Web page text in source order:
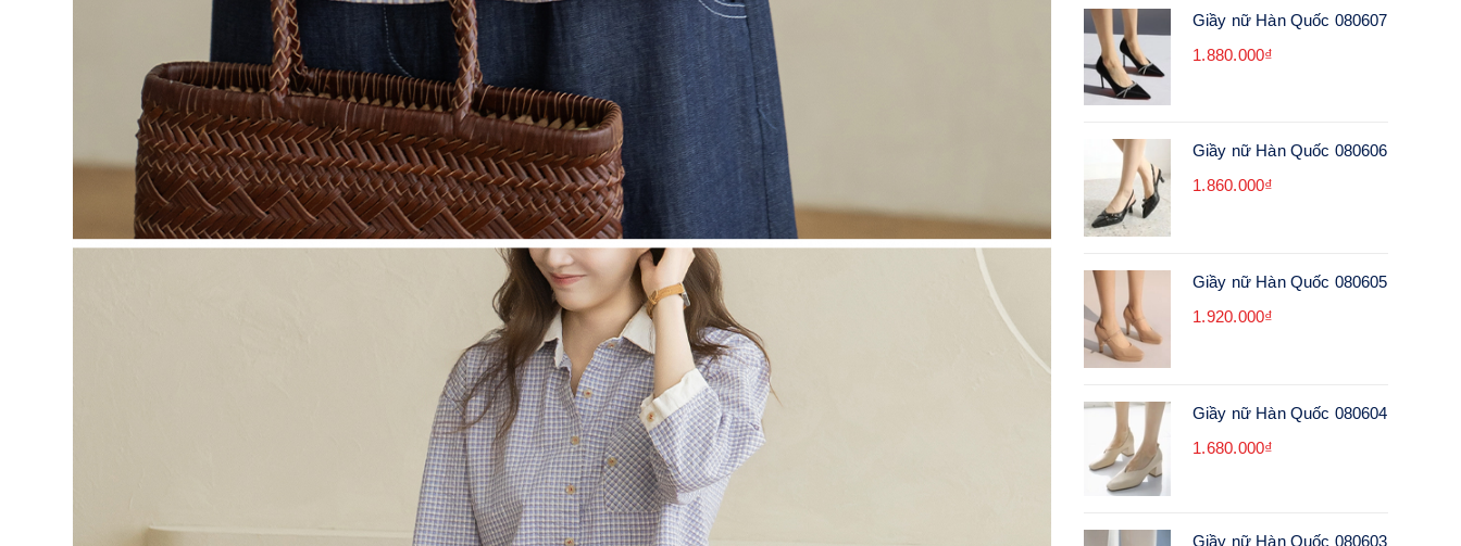
Giầy nữ Hàn Quốc 080607
1.880.000₫
Giầy nữ Hàn Quốc 080606
1.860.000₫
Giầy nữ Hàn Quốc 080605
1.920.000₫
Giầy nữ Hàn Quốc 080604
1.680.000₫
Giầy nữ Hàn Quốc 080603